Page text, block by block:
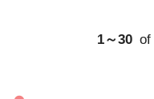
1～30 of